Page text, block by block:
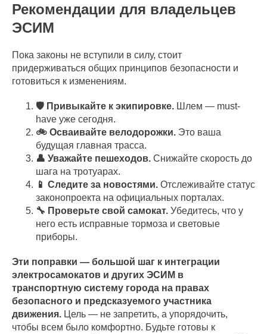
Рекомендации для владельцев
ЭСИМ
Пока законы не вступили в силу, стоит
придерживаться общих принципов безопасности и
готовиться к изменениям.
🛡️ Привыкайте к экипировке. Шлем — must-
have уже сегодня.
🚲 Осваивайте велодорожки. Это ваша
будущая главная трасса.
👤 Уважайте пешеходов. Снижайте скорость до
шага на тротуарах.
📱 Следите за новостями. Отслеживайте статус
законопроекта на официальных порталах.
🔧 Проверьте свой самокат. Убедитесь, что у
него есть исправные тормоза и световые
приборы.
Эти поправки — большой шаг к интеграции
электросамокатов и других ЭСИМ в
транспортную систему города на правах
безопасного и предсказуемого участника
движения. Цель — не запретить, а упорядочить,
чтобы всем было комфортно. Будьте готовы к